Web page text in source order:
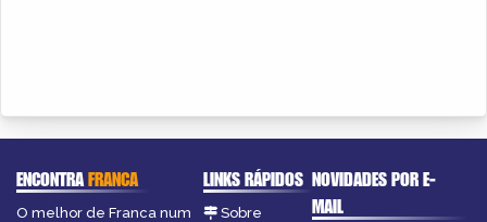
ENCONTRAFRANCA
O melhor de Franca num
LINKS RÁPIDOS
Sobre
NOVIDADES POR E-
MAIL